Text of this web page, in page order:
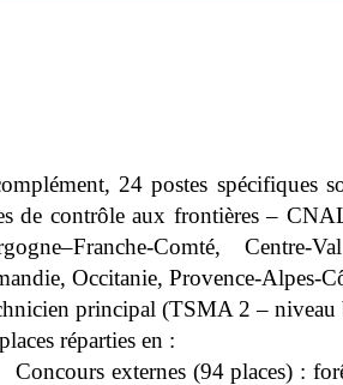
24 postes spécifiques
de contrôle aux frontières –
Comté,
Occitanie, Provence-Alpes-
principal (TSMA 2 – niveau
réparties en :
externes (94 places) :